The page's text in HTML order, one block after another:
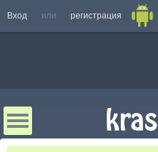
Вход или регистрация